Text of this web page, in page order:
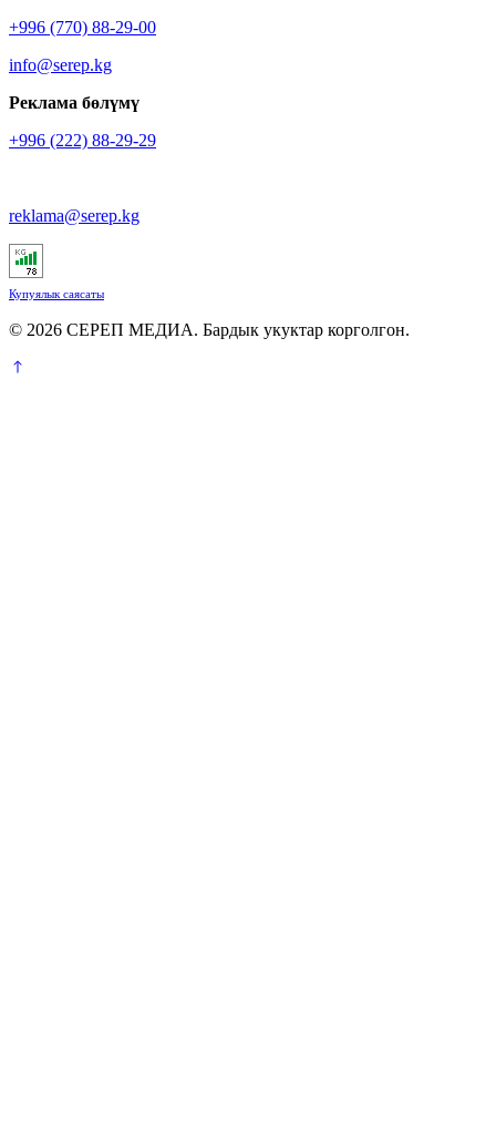
+996 (770) 88-29-00
info@serep.kg
Реклама бөлүмү
+996 (222) 88-29-29
reklama@serep.kg
Купуялык саясаты
© 2026 СЕРЕП МЕДИА. Бардык укуктар корголгон.